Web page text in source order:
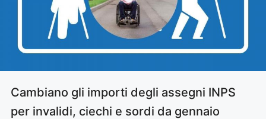
Cambiano gli importi degli assegni INPS
per invalidi, ciechi e sordi da gennaio